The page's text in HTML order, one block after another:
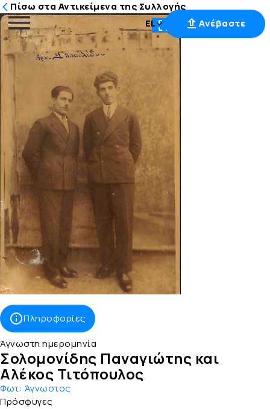
Μετάβαση
στο
EL Ανέβαστε
Πίσω στα Αντικείμενα της Συλλογής
Πληροφορίες
Άγνωστη ημερομηνία
Σολομονίδης Παναγιώτης και
Αλέκος Τιτόπουλος
Φωτ: Άγνωστος
Πρόσφυγες